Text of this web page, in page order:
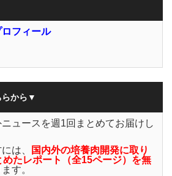
ロフィール
らから▼
ュースを週1回まとめてお届けし
は、
国内外の培養肉開発に取り
たレポート（全15ページ）を無
す。